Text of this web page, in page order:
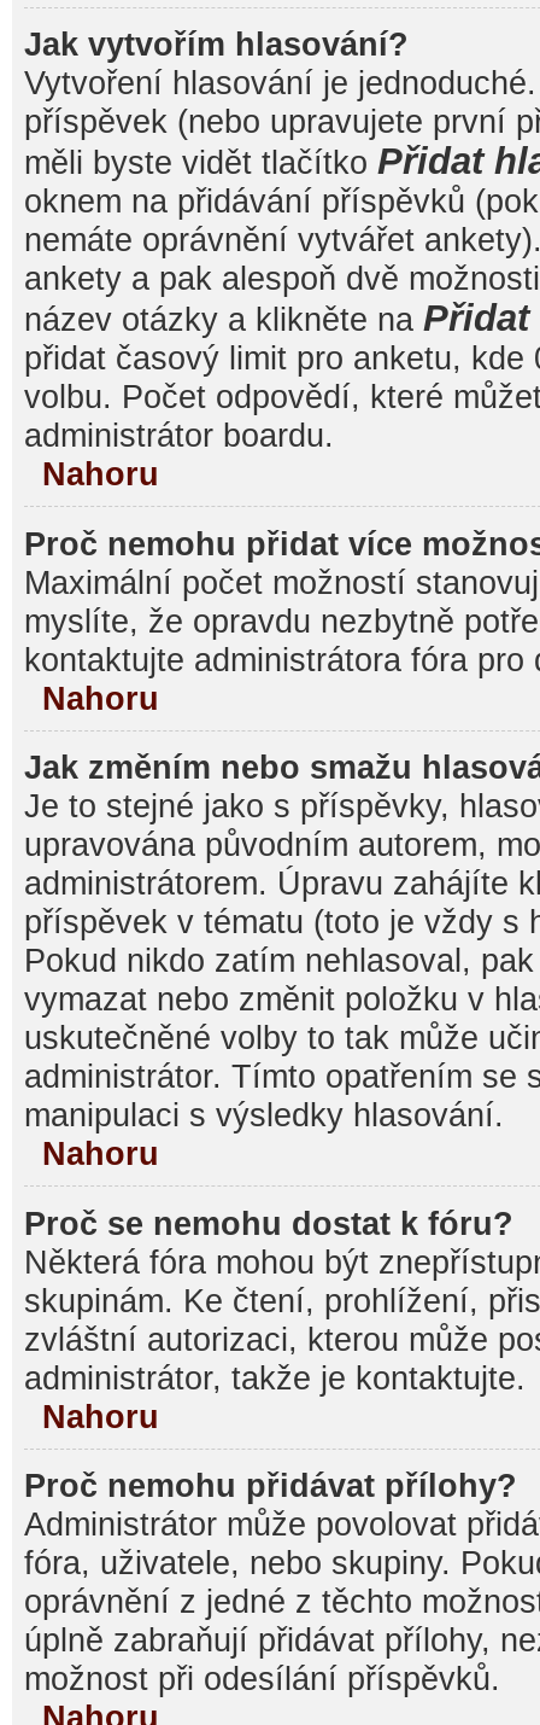
Jak vytvořím hlasování?
Vytvoření hlasování je
příspěvek (nebo upravujete první
měli byste vidět tlačítko Přidat
oknem na přidávání příspěvků
nemáte oprávnění vytvářet
ankety a pak alespoň dvě
název otázky a klikněte na
přidat časový limit pro anketu, kde
volbu. Počet odpovědí, které
administrátor boardu.
Nahoru
Proč nemohu přidat více
Maximální počet možností
myslíte, že opravdu nezbytně
kontaktujte administrátora fóra pro
Nahoru
Jak změním nebo smažu
Je to stejné jako s příspěvky,
upravována původním autorem,
administrátorem. Úpravu zahájíte
příspěvek v tématu (toto je vždy s
Pokud nikdo zatím nehlasoval,
vymazat nebo změnit položku v
uskutečněné volby to tak může
administrátor. Tímto opatřením se
manipulaci s výsledky hlasování.
Nahoru
Proč se nemohu dostat k fóru?
Některá fóra mohou být
skupinám. Ke čtení, prohlížení,
zvláštní autorizaci, kterou může
administrátor, takže je kontaktujte.
Nahoru
Proč nemohu přidávat přílohy?
Administrátor může povolovat
fóra, uživatele, nebo skupiny.
oprávnění z jedné z těchto
úplně zabraňují přidávat přílohy,
možnost při odesílání příspěvků.
Nahoru